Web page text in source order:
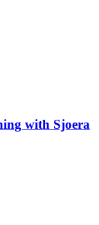
with Sjoera